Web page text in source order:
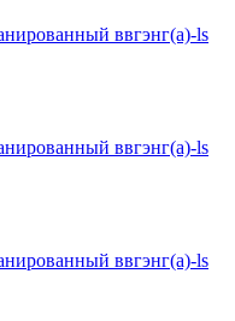
ввгэнг(a)-ls
ввгэнг(a)-ls
ввгэнг(a)-ls